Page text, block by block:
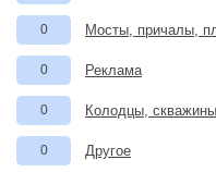
0 Мосты, причалы,
0 Реклама
0 Колодцы, скважины
0 Другое